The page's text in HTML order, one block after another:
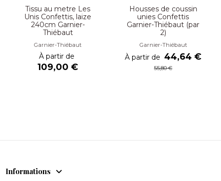
Tissu au metre Les
Unis Confettis, laize
240cm Garnier-
Thiébaut
Garnier-Thiébaut
À partir de
109,00 €
Housses de coussin
unies Confettis
Garnier-Thiébaut (par
2)
Garnier-Thiébaut
À partir de 44,64 €
55,80 €
Informations